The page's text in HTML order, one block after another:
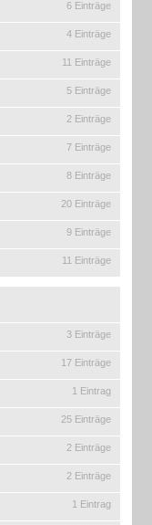
6 Einträge
4 Einträge
11 Einträge
5 Einträge
2 Einträge
7 Einträge
8 Einträge
20 Einträge
9 Einträge
11 Einträge
3 Einträge
17 Einträge
1 Eintrag
25 Einträge
2 Einträge
2 Einträge
1 Eintrag